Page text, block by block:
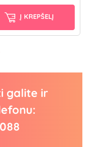
Į KREPŠELĮ
galite ir